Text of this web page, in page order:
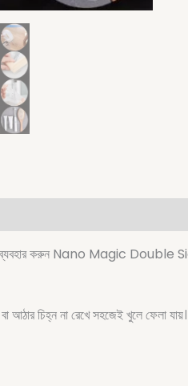
ব্যবহার করুন Nano Magic
আঠার চিহ্ন না রেখে সহজেই খুলে ফেলা